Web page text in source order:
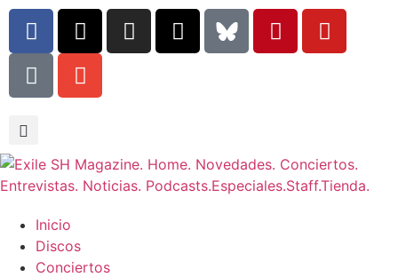
Inicio
Discos
Conciertos